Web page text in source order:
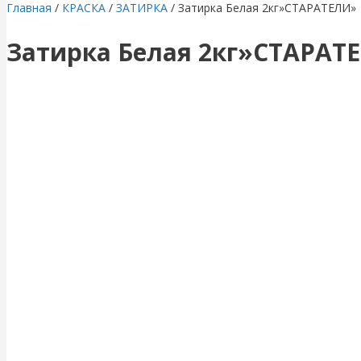
Главная / КРАСКА / ЗАТИРКА / Затирка Белая 2кг»СТАРАТЕЛИ»
Затирка Белая